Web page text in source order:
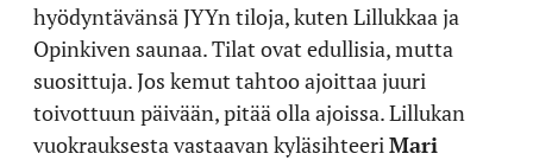
hyödyntävänsä JYYn tiloja, kuten Lillukkaa ja
Opinkiven saunaa. Tilat ovat edullisia, mutta
suosittuja. Jos kemut tahtoo ajoittaa juuri
toivottuun päivään, pitää olla ajoissa. Lillukan
vuokrauksesta vastaavan kyläsihteeri Mari